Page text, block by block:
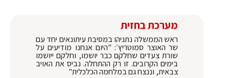
מערכת בחזית
ראש הממשלה נתניהו במסיבת עיתונאים יחד עם
שר האוצר סמוטריץ׳: "היום אנחנו מודיעים על
שורת צעדים שחלקם כבר יושמו, וחלקם ייושמו
בימים הקרובים. זו רק ההתחלה. נביס את האויב
צבאית, וננצח גם במלחמה הכלכלית"